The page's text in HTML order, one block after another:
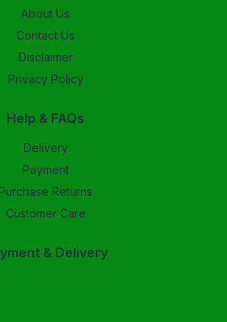
About Us
Contact Us
Disclaimer
Privacy Policy
Help & FAQs
Delivery
Payment
Purchase Returns
Customer Care
& Delivery